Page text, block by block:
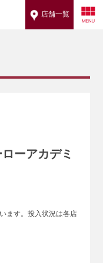
店舗一覧
ーアカデミ
ます。投入状況は各店